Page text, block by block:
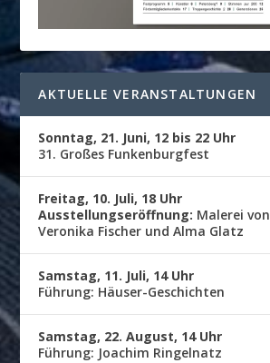
AKTUELLE VERANSTALTUNGEN
Sonntag, 21. Juni, 12 bis 22 Uhr
31. Großes Funkenburgfest
Freitag, 10. Juli, 18 Uhr
Ausstellungseröffnung: Malerei von
Veronika Fischer und Alma Glatz
Samstag, 11. Juli, 14 Uhr
Führung: Häuser-Geschichten
Samstag, 22. August, 14 Uhr
Führung: Joachim Ringelnatz